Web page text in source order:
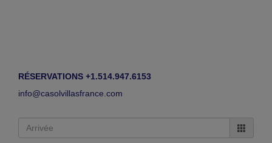
RÉSERVATIONS +1.514.947.6153
info@casolvillasfrance.com